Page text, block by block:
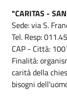
"CARITAS -
Sede: via S.
Tel. Resp:
CAP - Città:
Finalità:
carità della
bisogni